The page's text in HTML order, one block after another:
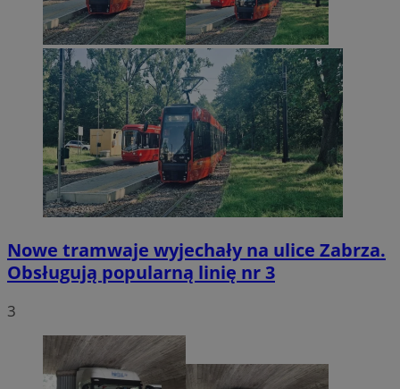
Nowe tramwaje wyjechały na ulice Zabrza.
Obsługują popularną linię nr 3
3